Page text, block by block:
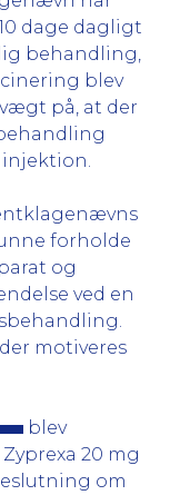
dage dagligt
behandling,
blev
på, at der
forholde
og
ved en
motiveres
blev
20 mg
om